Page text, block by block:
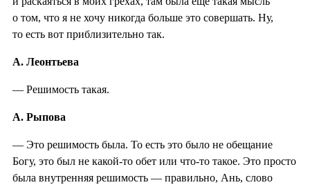
о том, что я не хочу никогда больше это совершать. Ну,
то есть вот приблизительно так.
А. Леонтьева
— Решимость такая.
А. Рыпова
— Это решимость была. То есть это было не обещание
Богу, это был не какой-то обет или что-то такое. Это просто
была внутренняя решимость — правильно, Ань, слово